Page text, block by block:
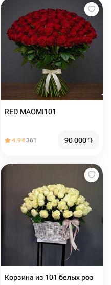
RED MAOMI101
4.94361 90 000֏
Корзина из 101 белых роз